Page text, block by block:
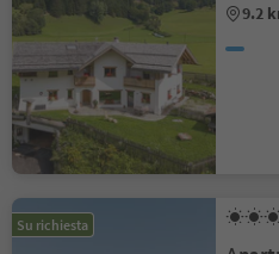
9.2
Su richiesta